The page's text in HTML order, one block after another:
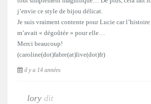
j’envie ce style de bijou délicat.
Je suis vraiment contente pour Lucie car l’histoire
m’avait « dégoûtée » pour elle…
Merci beaucoup!
(caroline(dot)fabre(at)live(dot)fr)
il y a 14 années
lory dit